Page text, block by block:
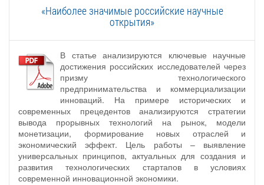
«Наиболее значимые российские научные
открытия»
В статье анализируются ключевые научные
достижения российских исследователей через
призму технологического
предпринимательства и коммерциализации
инноваций. На примере исторических и
современных прецедентов анализируются стратегии
вывода прорывных технологий на рынок, модели
монетизации, формирование новых отраслей и
экономический эффект. Цель работы – выявление
универсальных принципов, актуальных для создания и
развития технологических стартапов в условиях
современной инновационной экономики.